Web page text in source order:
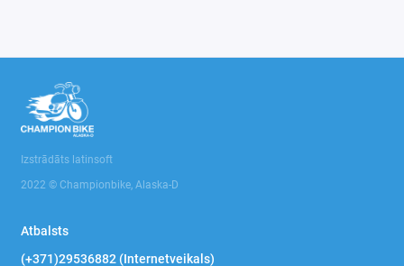
Izstrādāts latinsoft
2022 © Championbike, Alaska-D
Atbalsts
(+371)29536882 (Internetveikals)